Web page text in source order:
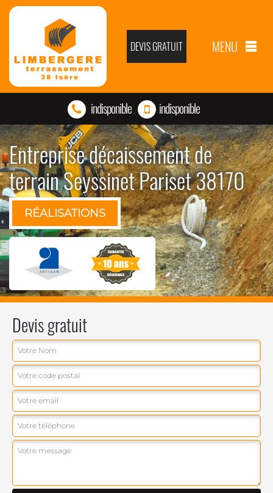
DEVIS GRATUIT MENU
indisponible indisponible
Entreprise décaissement de
terrain Seyssinet Pariset 38170
RÉALISATIONS
Devis gratuit